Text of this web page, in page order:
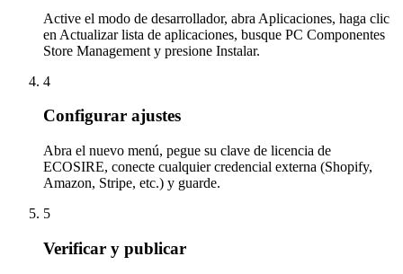
Active el modo de desarrollador, abra Aplicaciones, haga clic
en Actualizar lista de aplicaciones, busque PC Componentes
Store Management y presione Instalar.
4
Configurar ajustes
Abra el nuevo menú, pegue su clave de licencia de
ECOSIRE, conecte cualquier credencial externa (Shopify,
Amazon, Stripe, etc.) y guarde.
5
Verificar y publicar